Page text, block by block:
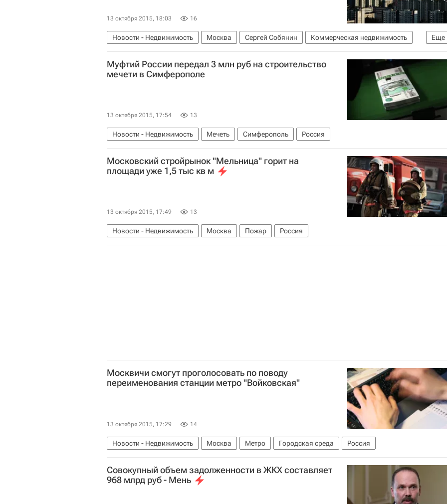
13 октября 2015, 18:03 16
Еще
Новости - Недвижимость Москва Сергей Собянин
Коммерческая недвижимость
Россия
Муфтий России передал 3 млн руб на строительство
мечети в Симферополе
13 октября 2015, 17:54 13
Новости - Недвижимость Мечеть Симферополь Россия
Московский стройрынок "Мельница" горит на
площади уже 1,5 тыс кв м
13 октября 2015, 17:49 13
Новости - Недвижимость Москва Пожар Россия
Москвичи смогут проголосовать по поводу
переименования станции метро "Войковская"
13 октября 2015, 17:29 14
Новости - Недвижимость Москва Метро Городская среда Россия
Cовокупный объем задолженности в ЖКХ составляет
968 млрд руб - Мень